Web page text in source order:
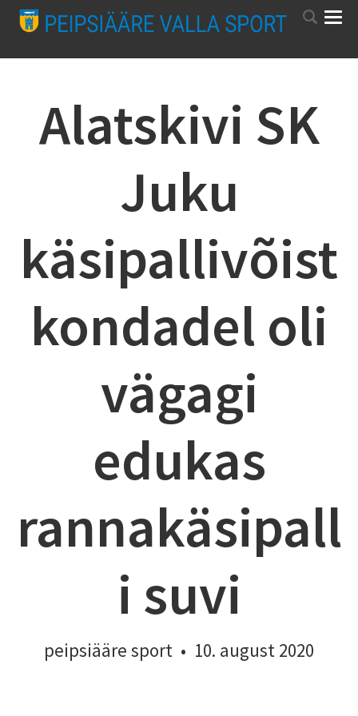
Alatskivi SK
Juku
käsipallivõist
kondadel oli
vägagi
edukas
rannakäsipall
i suvi
peipsiääre sport • 10. august 2020